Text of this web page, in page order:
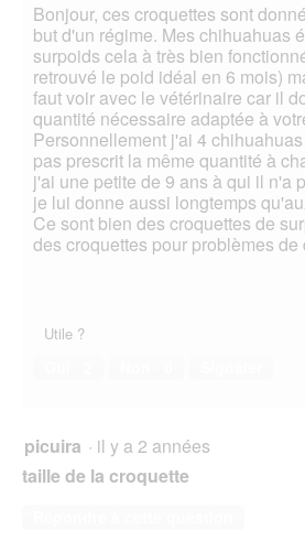
Bonjour, ces croquettes sont
but d'un régime. Mes chihuahuas
surpoids cela à très bien
retrouvé le poid idéal en 6 mois)
faut voir avec le vétérinaire car il
quantité nécessaire adaptée à
Personnellement j'ai 4
pas prescrit la même quantité à
j'ai une petite de 9 ans à qui il n'a
je lui donne aussi longtemps
Ce sont bien des croquettes de
des croquettes pour problèmes de
Utile ?
picuira · il y a 2 années
taille de la croquette